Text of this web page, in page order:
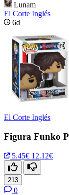
Lunam
El Corte Inglés
6d
El Corte Inglés
Figura Funko
5.45€ 12.12€
213
0